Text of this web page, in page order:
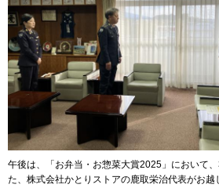
午後は、「お弁当・お惣菜大賞2025」において
た、株式会社かとりストアの鹿取栄治代表がお越